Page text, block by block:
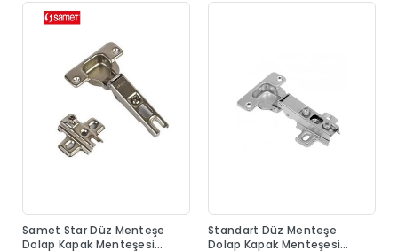
Samet Star Düz Menteşe
Dolap Kapak Menteşesi
Standart Düz Menteşe
Dolap Kapak Menteşesi